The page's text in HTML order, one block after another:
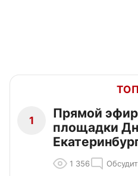
1
Прямой эфир
площадки
1 356